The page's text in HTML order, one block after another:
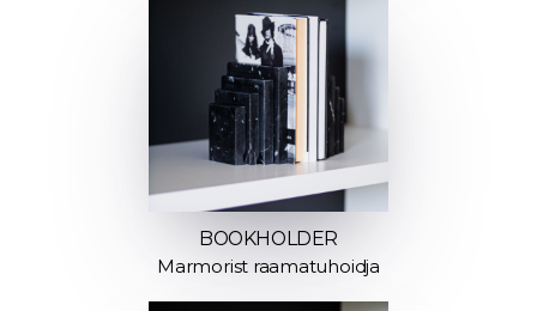
BOOKHOLDER
Marmorist raamatuhoidja